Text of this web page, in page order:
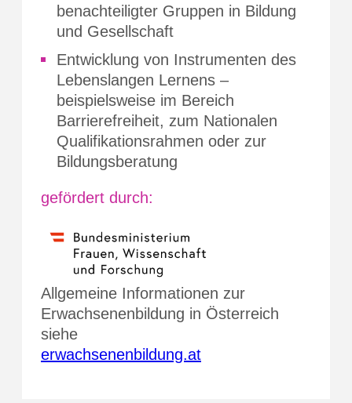
benachteiligter Gruppen in Bildung
und Gesellschaft
Entwicklung von Instrumenten des
Lebenslangen Lernens –
beispielsweise im Bereich
Barrierefreiheit, zum Nationalen
Qualifikationsrahmen oder zur
Bildungsberatung
gefördert durch:
Allgemeine Informationen zur
Erwachsenenbildung in Österreich
siehe
erwachsenenbildung.at